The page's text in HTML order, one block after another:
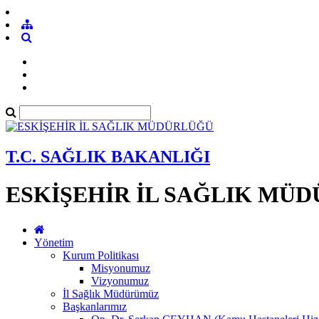
T.C. SAĞLIK BAKANLIĞI
ESKİŞEHİR İL SAĞLIK
Yönetim
Kurum Politikası
Misyonumuz
Vizyonumuz
İl Sağlık Müdürümüz
Başkanlarımız